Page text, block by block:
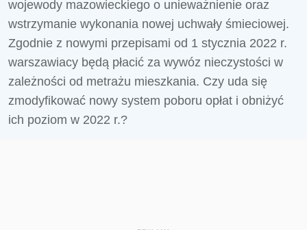
wojewody mazowieckiego o unieważnienie oraz
wstrzymanie wykonania nowej uchwały śmieciowej.
Zgodnie z nowymi przepisami od 1 stycznia 2022 r.
warszawiacy będą płacić za wywóz nieczystości w
zależności od metrażu mieszkania. Czy uda się
zmodyfikować nowy system poboru opłat i obniżyć
ich poziom w 2022 r.?